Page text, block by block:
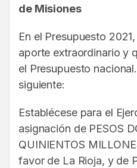
de Misiones
En el Presupuesto
aporte extraordinario y
el Presupuesto
siguiente:
Establécese para el
asignación de PESOS
QUINIENTOS
favor de La Rioja, y de